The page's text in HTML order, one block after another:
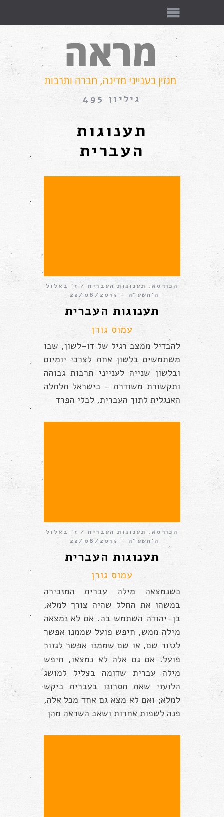
גיליון 495
תענוגות
העברית
הכורסא , תענוגות העברית
ז׳ באלול
ה׳תשע״ה – 22/08/2015
תענוגות העברית
עמוס גורן
להבדיל ממצב רגיל של דו-לשון, שבו
משתמשים בלשון אחת לצרכי יומיום
ובלשון שנייה לענייני תרבות גבוהה
ותקשורת משודרת – בישראל חלחלה
האנגלית לתוך העברית, לבלי הפרד
הכורסא , תענוגות העברית
ז׳ באלול
ה׳תשע״ה – 22/08/2015
תענוגות העברית
עמוס גורן
כשנמצאה מילה עברית המזכירה
במשהו את החלל שהיה צורך למלא,
בן-יהודה השתמש בה. אם לא נמצאה
מילה ממש, חיפש פועל שממנו אפשר
לגזור שם, או שם שממנו אפשר לגזור
פועל. אם גם אלה לא נמצאו, חיפש
מילה עברית שדומה בצליל למושג
הלועזי שאת חסרונו בעברית ביקש
למלא; ואם לא מצא גם אחד מכל אלה,
פנה לשפות אחרות ושאב השראה מהן